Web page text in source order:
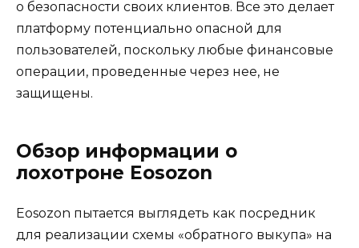
о безопасности своих клиентов. Все это делает
платформу потенциально опасной для
пользователей, поскольку любые финансовые
операции, проведенные через нее, не
защищены.
Обзор информации о
лохотроне Eosozon
Eosozon пытается выглядеть как посредник
для реализации схемы «обратного выкупа» на